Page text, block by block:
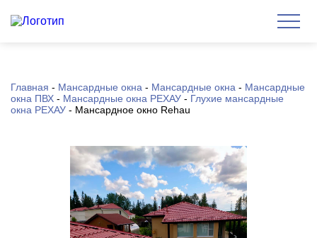
Главная - Мансардные окна - Мансардные окна - Мансардные
окна ПВХ - Мансардные окна РЕХАУ - Глухие мансардные
окна РЕХАУ - Мансардное окно Rehau